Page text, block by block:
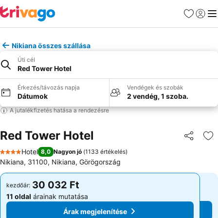
Kedvencek
Nikiana összes szállása
Úti cél
Red Tower Hotel
Érkezés/távozás napja
Dátumok
Vendégek és szobák
2 vendég, 1 szoba.
A jutalékfizetés hatása a rendezésre
Red Tower Hotel
4 Kategória
Hotel 8,0 Nagyon jó (1133 értékelés)
Nikiana, 31100, Nikiana, Görögország
kezdőár: 30 032 Ft
11 oldal árainak mutatása
Árak megjelenítése
kezdőár: 30 032 Ft
11 oldal árainak mutatása
Árak megjelenítése